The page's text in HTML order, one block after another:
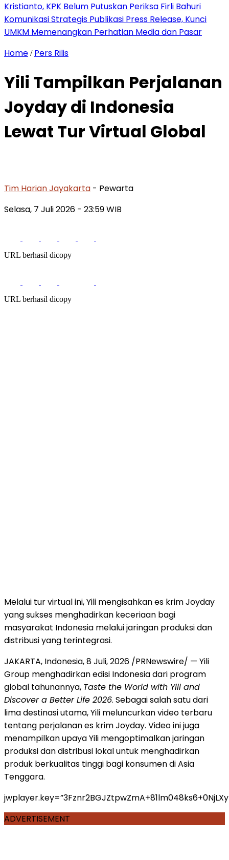
Kristianto, KPK Belum Putuskan Periksa Firli Bahuri
Komunikasi Strategis Publikasi Press Release, Kunci
UMKM Memenangkan Perhatian Media dan Pasar
Home / Pers Rilis
Yili Tampilkan Perjalanan
Joyday di Indonesia
Lewat Tur Virtual Global
Tim Harian Jayakarta - Pewarta
Selasa, 7 Juli 2026 - 23:59 WIB
URL berhasil dicopy
URL berhasil dicopy
Melalui tur virtual ini, Yili mengisahkan es krim Joyday
yang sukses menghadirkan keceriaan bagi
masyarakat Indonesia melalui jaringan produksi dan
distribusi yang terintegrasi.
JAKARTA, Indonesia,8 Juli, 2026 /PRNewswire/ — Yili
Group menghadirkan edisi Indonesia dari program
global tahunannya, Taste the World with Yili and
Discover a Better Life 2026. Sebagai salah satu dari
lima destinasi utama, Yili meluncurkan video terbaru
tentang perjalanan es krim Joyday. Video ini juga
menampilkan upaya Yili mengoptimalkan jaringan
produksi dan distribusi lokal untuk menghadirkan
produk berkualitas tinggi bagi konsumen di Asia
Tenggara.
ADVERTISEMENT